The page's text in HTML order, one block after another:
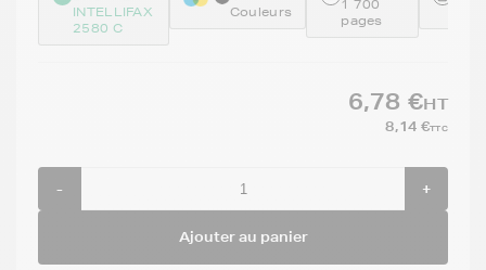
INTELLIFAX
2580 C
Couleurs
1 700
pages
6,78 €HT
8,14 €TTC
- +
Ajouter au panier